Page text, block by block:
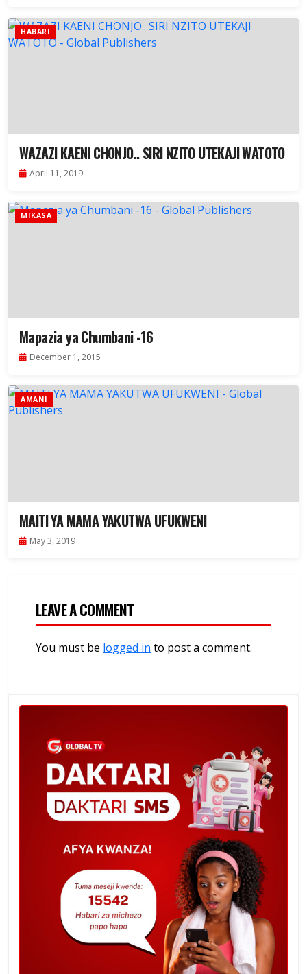
HABARI
WAZAZI KAENI CHONJO.. SIRI NZITO UTEKAJI WATOTO
April 11, 2019
MIKASA
Mapazia ya Chumbani -16
December 1, 2015
AMANI
MAITI YA MAMA YAKUTWA UFUKWENI
May 3, 2019
LEAVE A COMMENT
You must be logged in to post a comment.